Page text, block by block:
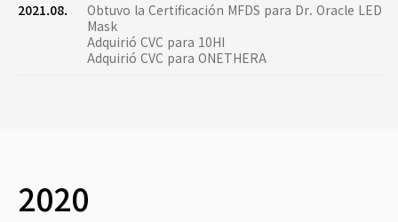
2021.08.
Obtuvo la Certificación MFDS para Dr. Oracle LED
Mask
Adquirió CVC para 10HI
Adquirió CVC para ONETHERA
2020